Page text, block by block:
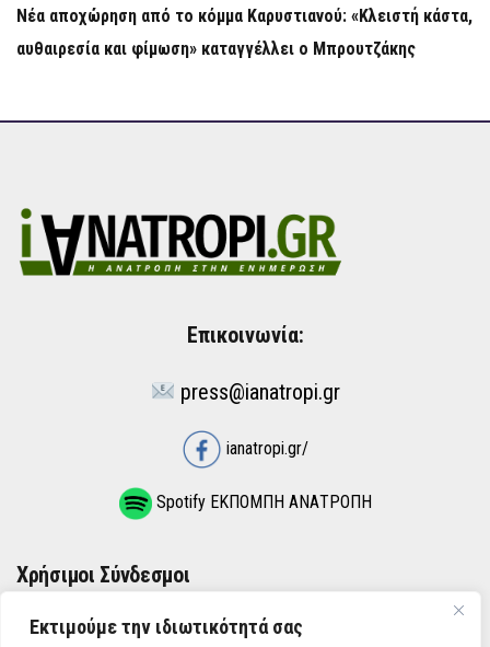
Εκτιμούμε την ιδιωτικότητά σας
Νέα αποχώρηση από το κόμμα Καρυστιανού: «Κλειστή κάστα,
αυθαιρεσία και φίμωση» καταγγέλλει ο Μπρουτζάκης
Επικοινωνία:
press@ianatropi.gr
ianatropi.gr/
Spotify ΕΚΠΟΜΠΗ ΑΝΑΤΡΟΠΗ
Χρήσιμοι Σύνδεσμοι
ΌΡΟΙ ΧΡΉΣΗΣ